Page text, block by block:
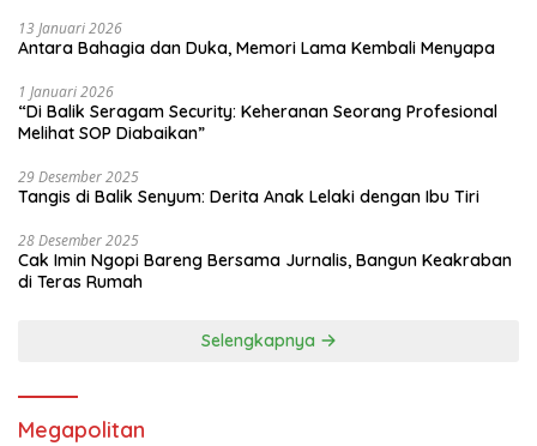
13 Januari 2026
Antara Bahagia dan Duka, Memori Lama Kembali Menyapa
1 Januari 2026
“Di Balik Seragam Security: Keheranan Seorang Profesional
Melihat SOP Diabaikan”
29 Desember 2025
Tangis di Balik Senyum: Derita Anak Lelaki dengan Ibu Tiri
28 Desember 2025
Cak Imin Ngopi Bareng Bersama Jurnalis, Bangun Keakraban
di Teras Rumah
Selengkapnya
Megapolitan